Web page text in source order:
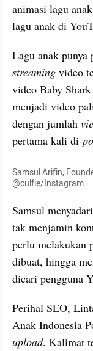
animasi lagu
lagu anak di
Lagu anak punya
streaming video
video Baby
menjadi video
dengan jumlah
pertama kali di-
Samsul Arifin,
@culfie/Instagram
Samsul
tak menjamin
perlu melakukan
dibuat, hingga
dicari pengguna
Perihal SEO,
upload. Kalimat